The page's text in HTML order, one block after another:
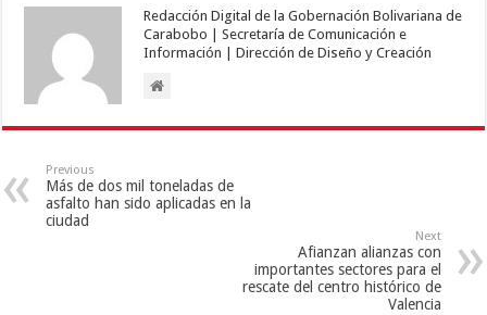
Redacción Digital de la Gobernación Bolivariana de
Carabobo | Secretaría de Comunicación e
Información | Dirección de Diseño y Creación
Previous
Más de dos mil toneladas de
asfalto han sido aplicadas en la
ciudad
Next
Afianzan alianzas con
importantes sectores para el
rescate del centro histórico de
Valencia